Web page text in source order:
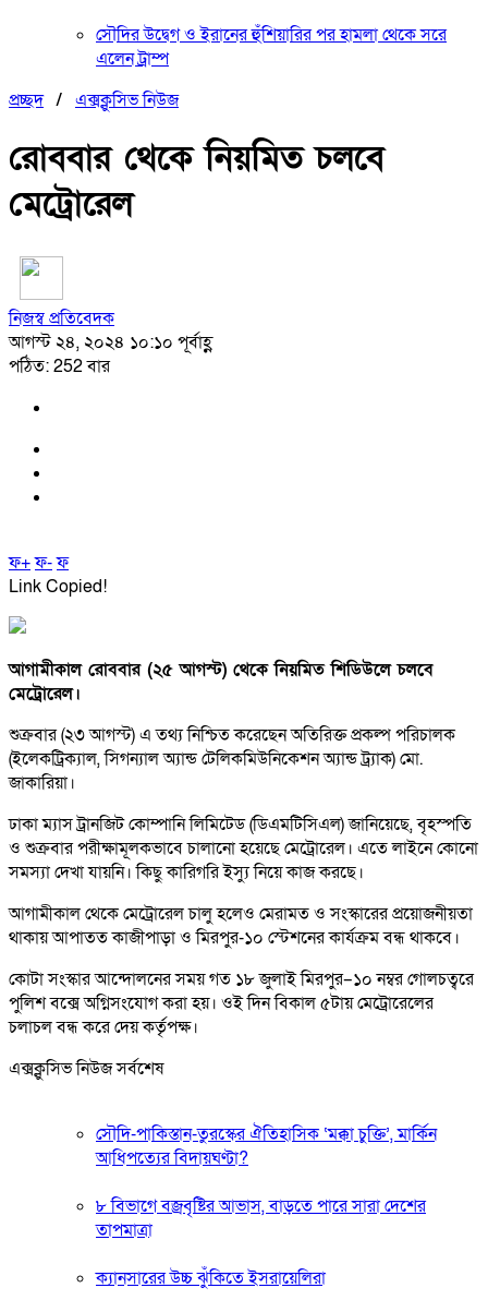
সৌদির উদ্বেগ ও ইরানের হুঁশিয়ারির পর হামলা থেকে সরে
এলেন ট্রাম্প
প্রচ্ছদ/ এক্সক্লুসিভ নিউজ
রোববার থেকে নিয়মিত চলবে
মেট্রোরেল
নিজস্ব প্রতিবেদক
আগস্ট ২৪, ২০২৪ ১০:১০ পূর্বাহ্ণ
পঠিত: 252 বার
ফ+ফ-ফ
Link Copied!
আগামীকাল রোববার (২৫ আগস্ট) থেকে নিয়মিত শিডিউলে চলবে
মেট্রোরেল।
শুক্রবার (২৩ আগস্ট) এ তথ্য নিশ্চিত করেছেন অতিরিক্ত প্রকল্প পরিচালক
(ইলেকট্রিক্যাল, সিগন্যাল অ্যান্ড টেলিকমিউনিকেশন অ্যান্ড ট্র্যাক) মো.
জাকারিয়া।
ঢাকা ম্যাস ট্রানজিট কোম্পানি লিমিটেড (ডিএমটিসিএল) জানিয়েছে, বৃহস্পতি
ও শুক্রবার পরীক্ষামূলকভাবে চালানো হয়েছে মেট্রোরেল। এতে লাইনে কোনো
সমস্যা দেখা যায়নি। কিছু কারিগরি ইস্যু নিয়ে কাজ করছে।
আগামীকাল থেকে মেট্রোরেল চালু হলেও মেরামত ও সংস্কারের প্রয়োজনীয়তা
থাকায় আপাতত কাজীপাড়া ও মিরপুর-১০ স্টেশনের কার্যক্রম বন্ধ থাকবে।
কোটা সংস্কার আন্দোলনের সময় গত ১৮ জুলাই মিরপুর–১০ নম্বর গোলচত্বরে
পুলিশ বক্সে অগ্নিসংযোগ করা হয়। ওই দিন বিকাল ৫টায় মেট্রোরেলের
চলাচল বন্ধ করে দেয় কর্তৃপক্ষ।
এক্সক্লুসিভ নিউজ সর্বশেষ
সৌদি-পাকিস্তান-তুরস্কের ঐতিহাসিক ‘মক্কা চুক্তি’, মার্কিন
আধিপত্যের বিদায়ঘণ্টা?
৮ বিভাগে বজ্রবৃষ্টির আভাস, বাড়তে পারে সারা দেশের
তাপমাত্রা
ক্যানসারের উচ্চ ঝুঁকিতে ইসরায়েলিরা